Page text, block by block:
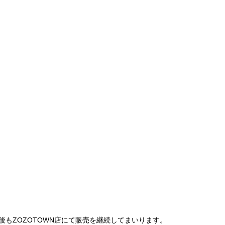
ZOZOTOWN店にて販売を継続してまいります。